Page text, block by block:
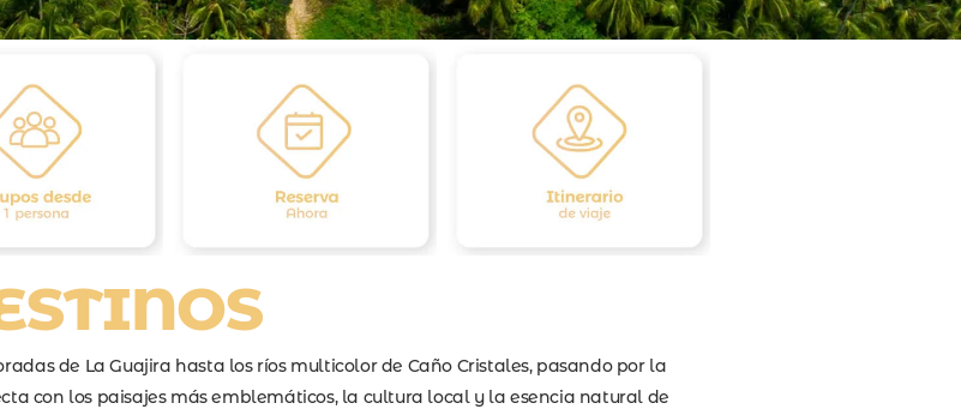
Caño Cristales
de La Guajira hasta los ríos multicolor de Caño Cristales, pasando por la
con los paisajes más emblemáticos, la cultura local y la esencia natural de